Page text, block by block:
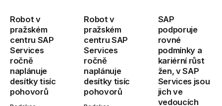
Robot v
pražském
centru SAP
Services
ročně
naplánuje
desítky tisíc
pohovorů
Robot v
pražském
centru SAP
Services
ročně
naplánuje
desítky tisíc
pohovorů
SAP
podporuje
rovné
podmínky a
kariérní růst
žen, v SAP
Services jsou
jich ve
vedoucích